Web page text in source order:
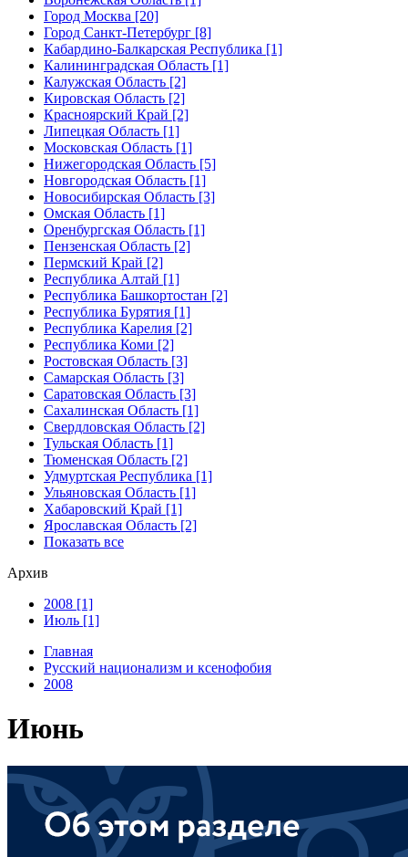
Город Москва [20]
Город Санкт-Петербург [8]
Кабардино-Балкарская Республика [1]
Калининградская Область [1]
Калужская Область [2]
Кировская Область [2]
Красноярский Край [2]
Липецкая Область [1]
Московская Область [1]
Нижегородская Область [5]
Новгородская Область [1]
Новосибирская Область [3]
Омская Область [1]
Оренбургская Область [1]
Пензенская Область [2]
Пермский Край [2]
Республика Алтай [1]
Республика Башкортостан [2]
Республика Бурятия [1]
Республика Карелия [2]
Республика Коми [2]
Ростовская Область [3]
Самарская Область [3]
Саратовская Область [3]
Сахалинская Область [1]
Свердловская Область [2]
Тульская Область [1]
Тюменская Область [2]
Удмуртская Республика [1]
Ульяновская Область [1]
Хабаровский Край [1]
Ярославская Область [2]
Показать все
Архив
2008 [1]
Июль [1]
Главная
Русский национализм и ксенофобия
2008
Июнь